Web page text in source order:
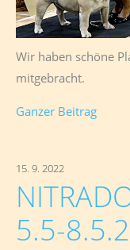
Wir haben schöne
mitgebracht.
Ganzer Beitrag
15. 9. 2022
5.5-